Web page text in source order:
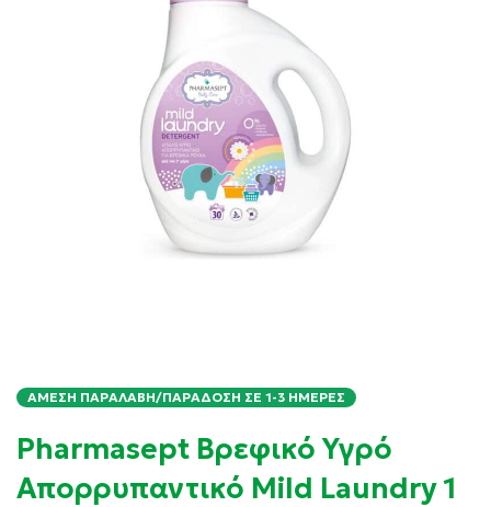
ΆΜΕΣΗ ΠΑΡΑΛΑΒΉ/ΠΑΡΆΔΟΣΗ ΣΕ 1-3 ΗΜΈΡΕΣ
Pharmasept Βρεφικό Υγρό
Απορρυπαντικό Mild Laundry 1